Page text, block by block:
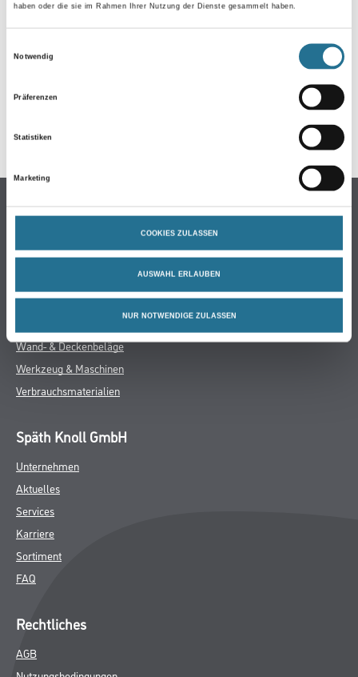
haben oder die sie im Rahmen Ihrer Nutzung der Dienste gesammelt haben.
Notwendig
Präferenzen
Statistiken
Marketing
COOKIES ZULASSEN
AUSWAHL ERLAUBEN
NUR NOTWENDIGE ZULASSEN
GEFAHRENHINWEISE
Online-Shop
WDV-Systeme
Putze- und Spachtelmassen
Wand- & Deckenbeläge
Werkzeug & Maschinen
Verbrauchsmaterialien
Späth Knoll GmbH
Unternehmen
Aktuelles
Services
Karriere
Sortiment
FAQ
Rechtliches
AGB